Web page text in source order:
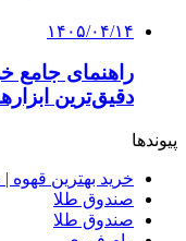
۱۴۰۵/۰۴/۱۴
راهنمای جامع
دقیق‌ترین
پیوندها
خرید بهترین قهوه
صندوق طلا
صندوق طلا